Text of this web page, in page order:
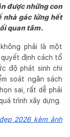
được những con
nhà gác lửng hết
quan tâm.
phải là một
định cách tổ
độ phát sinh chi
soát ngân sách
sai, rất dễ phải
trình xây dựng.
2026 kèm ảnh